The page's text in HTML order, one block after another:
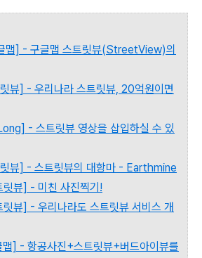
] - 구글맵 스트릿뷰(StreetView)의
뷰] - 우리나라 스트릿뷰, 20억원이면
- 스트릿뷰 영상을 삽입하실 수 있
뷰] - 스트릿뷰의 대항마 - Earthmine
뷰] - 미친 사진찍기!
뷰] - 우리나라도 스트릿뷰 서비스 개
] - 항공사진+스트릿뷰+버드아이뷰를